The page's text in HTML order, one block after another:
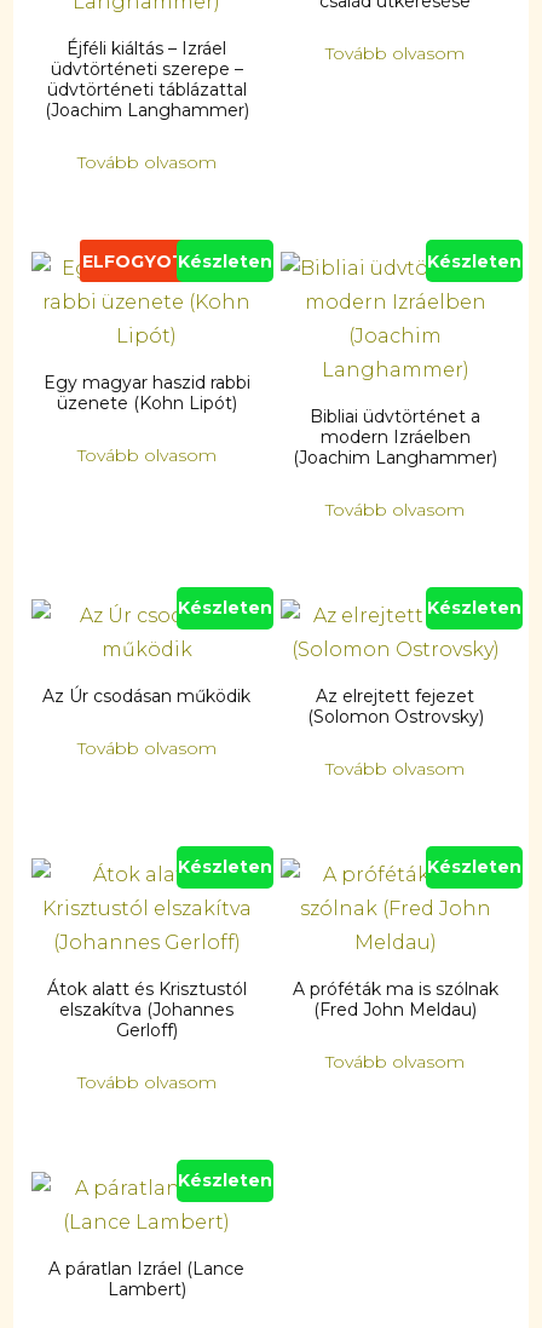
Éjféli kiáltás – Izráel
üdvtörténeti szerepe –
üdvtörténeti táblázattal
(Joachim Langhammer)
Tovább olvasom
Tovább olvasom
ELFOGYOTTKészleten
Egy magyar haszid rabbi
üzenete (Kohn Lipót)
Tovább olvasom
Készleten
Bibliai üdvtörténet a
modern Izráelben
(Joachim Langhammer)
Tovább olvasom
Készleten
Az Úr csodásan működik
Tovább olvasom
Készleten
Az elrejtett fejezet
(Solomon Ostrovsky)
Tovább olvasom
Készleten
Átok alatt és Krisztustól
elszakítva (Johannes
Gerloff)
Tovább olvasom
Készleten
A próféták ma is szólnak
(Fred John Meldau)
Tovább olvasom
Készleten
A páratlan Izráel (Lance
Lambert)